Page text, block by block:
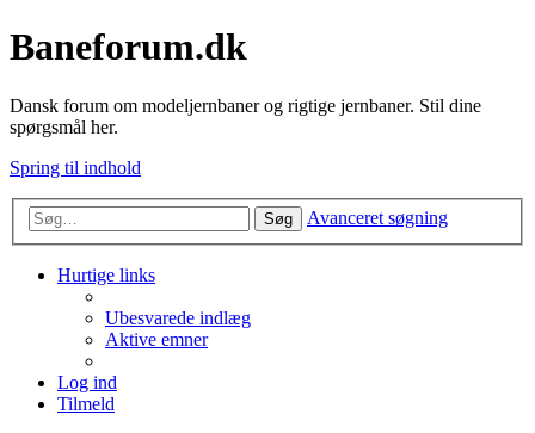
Baneforum.dk
Dansk forum om modeljernbaner og rigtige jernbaner. Stil dine
spørgsmål her.
Spring til indhold
Søg Avanceret søgning
Hurtige links
Ubesvarede indlæg
Aktive emner
Log ind
Tilmeld